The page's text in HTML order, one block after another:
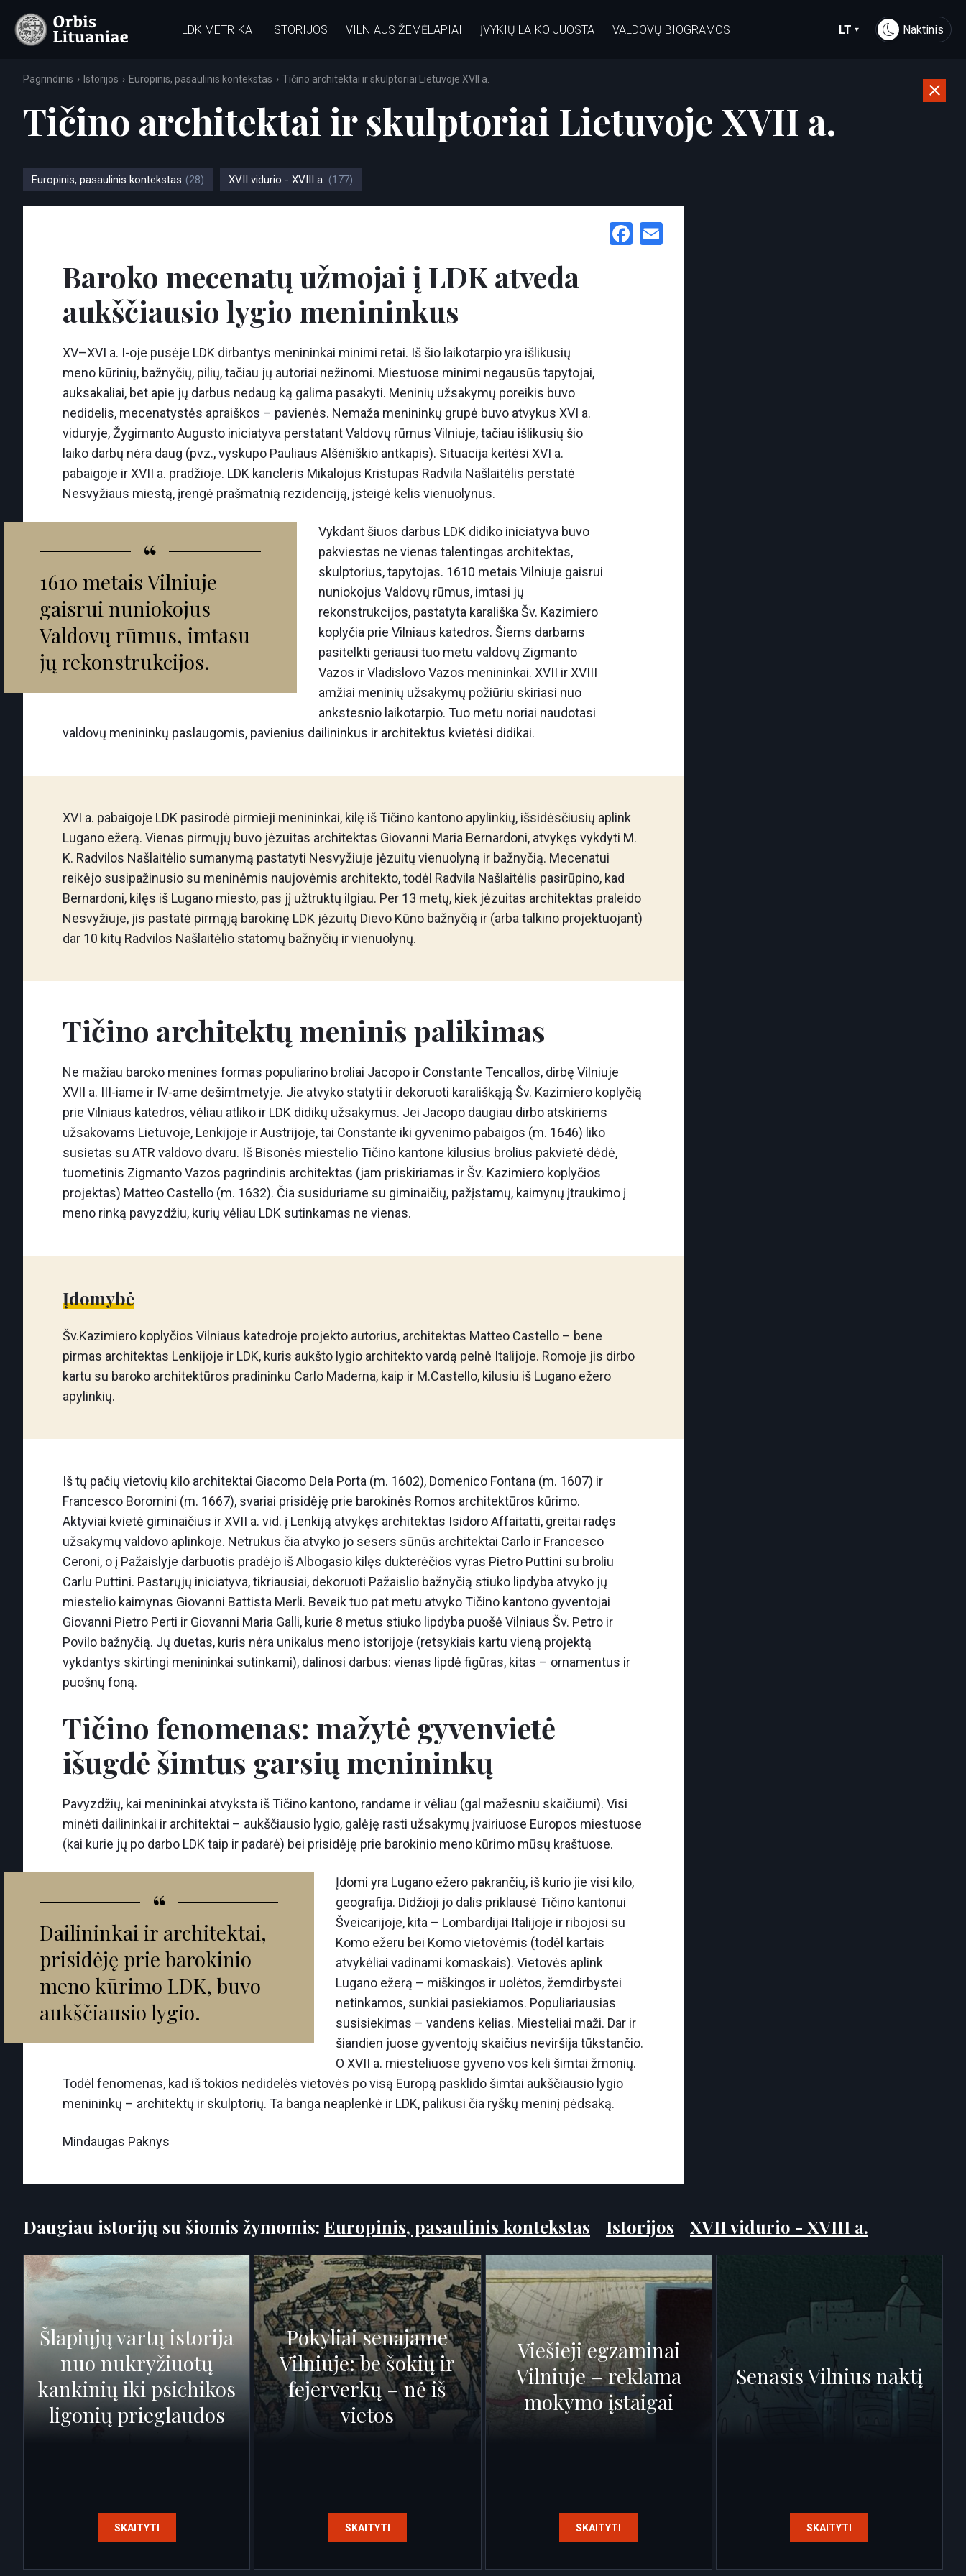
LDK METRIKA ISTORIJOS VILNIAUS ŽEMĖLAPIAI ĮVYKIŲ LAIKO JUOSTA VALDOVŲ BIOGRAMOS LT Naktinis
Pagrindinis Istorijos Europinis, pasaulinis kontekstas Tičino architektai ir skulptoriai Lietuvoje XVII a.
Tičino architektai ir skulptoriai Lietuvoje XVII a.
Europinis, pasaulinis kontekstas (28) XVII vidurio - XVIII a. (177)
Facebook
Email
Baroko mecenatų užmojai į LDK atveda
aukščiausio lygio menininkus
XV–XVI a. I-oje pusėje LDK dirbantys menininkai minimi retai. Iš šio laikotarpio yra išlikusių
meno kūrinių, bažnyčių, pilių, tačiau jų autoriai nežinomi. Miestuose minimi negausūs tapytojai,
auksakaliai, bet apie jų darbus nedaug ką galima pasakyti. Meninių užsakymų poreikis buvo
nedidelis, mecenatystės apraiškos – pavienės. Nemaža menininkų grupė buvo atvykus XVI a.
viduryje, Žygimanto Augusto iniciatyva perstatant Valdovų rūmus Vilniuje, tačiau išlikusių šio
laiko darbų nėra daug (pvz., vyskupo Pauliaus Alšėniškio antkapis). Situacija keitėsi XVI a.
pabaigoje ir XVII a. pradžioje. LDK kancleris Mikalojus Kristupas Radvila Našlaitėlis perstatė
Nesvyžiaus miestą, įrengė prašmatnią rezidenciją, įsteigė kelis vienuolynus.
“
1610 metais Vilniuje
gaisrui nuniokojus
Valdovų rūmus, imtasu
jų rekonstrukcijos.
Vykdant šiuos darbus LDK didiko iniciatyva buvo
pakviestas ne vienas talentingas architektas,
skulptorius, tapytojas. 1610 metais Vilniuje gaisrui
nuniokojus Valdovų rūmus, imtasi jų
rekonstrukcijos, pastatyta karališka Šv. Kazimiero
koplyčia prie Vilniaus katedros. Šiems darbams
pasitelkti geriausi tuo metu valdovų Zigmanto
Vazos ir Vladislovo Vazos menininkai. XVII ir XVIII
amžiai meninių užsakymų požiūriu skiriasi nuo
ankstesnio laikotarpio. Tuo metu noriai naudotasi
valdovų menininkų paslaugomis, pavienius dailininkus ir architektus kvietėsi didikai.
XVI a. pabaigoje LDK pasirodė pirmieji menininkai, kilę iš Tičino kantono apylinkių, išsidėsčiusių aplink
Lugano ežerą. Vienas pirmųjų buvo jėzuitas architektas Giovanni Maria Bernardoni, atvykęs vykdyti M.
K. Radvilos Našlaitėlio sumanymą pastatyti Nesvyžiuje jėzuitų vienuolyną ir bažnyčią. Mecenatui
reikėjo susipažinusio su meninėmis naujovėmis architekto, todėl Radvila Našlaitėlis pasirūpino, kad
Bernardoni, kilęs iš Lugano miesto, pas jį užtruktų ilgiau. Per 13 metų, kiek jėzuitas architektas praleido
Nesvyžiuje, jis pastatė pirmąją barokinę LDK jėzuitų Dievo Kūno bažnyčią ir (arba talkino projektuojant)
dar 10 kitų Radvilos Našlaitėlio statomų bažnyčių ir vienuolynų.
Tičino architektų meninis palikimas
Ne mažiau baroko menines formas populiarino broliai Jacopo ir Constante Tencallos, dirbę Vilniuje
XVII a. III-iame ir IV-ame dešimtmetyje. Jie atvyko statyti ir dekoruoti karališkąją Šv. Kazimiero koplyčią
prie Vilniaus katedros, vėliau atliko ir LDK didikų užsakymus. Jei Jacopo daugiau dirbo atskiriems
užsakovams Lietuvoje, Lenkijoje ir Austrijoje, tai Constante iki gyvenimo pabaigos (m. 1646) liko
susietas su ATR valdovo dvaru. Iš Bisonės miestelio Tičino kantone kilusius brolius pakvietė dėdė,
tuometinis Zigmanto Vazos pagrindinis architektas (jam priskiriamas ir Šv. Kazimiero koplyčios
projektas) Matteo Castello (m. 1632). Čia susiduriame su giminaičių, pažįstamų, kaimynų įtraukimo į
meno rinką pavyzdžiu, kurių vėliau LDK sutinkamas ne vienas.
Įdomybė
Šv.Kazimiero koplyčios Vilniaus katedroje projekto autorius, architektas Matteo Castello – bene
pirmas architektas Lenkijoje ir LDK, kuris aukšto lygio architekto vardą pelnė Italijoje. Romoje jis dirbo
kartu su baroko architektūros pradininku Carlo Maderna, kaip ir M.Castello, kilusiu iš Lugano ežero
apylinkių.
Iš tų pačių vietovių kilo architektai Giacomo Dela Porta (m. 1602), Domenico Fontana (m. 1607) ir
Francesco Boromini (m. 1667), svariai prisidėję prie barokinės Romos architektūros kūrimo.
Aktyviai kvietė giminaičius ir XVII a. vid. į Lenkiją atvykęs architektas Isidoro Affaitatti, greitai radęs
užsakymų valdovo aplinkoje. Netrukus čia atvyko jo sesers sūnūs architektai Carlo ir Francesco
Ceroni, o į Pažaislyje darbuotis pradėjo iš Albogasio kilęs dukterėčios vyras Pietro Puttini su broliu
Carlu Puttini. Pastarųjų iniciatyva, tikriausiai, dekoruoti Pažaislio bažnyčią stiuko lipdyba atvyko jų
miestelio kaimynas Giovanni Battista Merli. Beveik tuo pat metu atvyko Tičino kantono gyventojai
Giovanni Pietro Perti ir Giovanni Maria Galli, kurie 8 metus stiuko lipdyba puošė Vilniaus Šv. Petro ir
Povilo bažnyčią. Jų duetas, kuris nėra unikalus meno istorijoje (retsykiais kartu vieną projektą
vykdantys skirtingi menininkai sutinkami), dalinosi darbus: vienas lipdė figūras, kitas – ornamentus ir
puošnų foną.
Tičino fenomenas: mažytė gyvenvietė
išugdė šimtus garsių menininkų
Pavyzdžių, kai menininkai atvyksta iš Tičino kantono, randame ir vėliau (gal mažesniu skaičiumi). Visi
minėti dailininkai ir architektai – aukščiausio lygio, galėję rasti užsakymų įvairiuose Europos miestuose
(kai kurie jų po darbo LDK taip ir padarė) bei prisidėję prie barokinio meno kūrimo mūsų kraštuose.
“
Dailininkai ir architektai,
prisidėję prie barokinio
meno kūrimo LDK, buvo
aukščiausio lygio.
Įdomi yra Lugano ežero pakrančių, iš kurio jie visi kilo,
geografija. Didžioji jo dalis priklausė Tičino kantonui
Šveicarijoje, kita – Lombardijai Italijoje ir ribojosi su
Komo ežeru bei Komo vietovėmis (todėl kartais
atvykėliai vadinami komaskais). Vietovės aplink
Lugano ežerą – miškingos ir uolėtos, žemdirbystei
netinkamos, sunkiai pasiekiamos. Populiariausias
susisiekimas – vandens kelias. Miesteliai maži. Dar ir
šiandien juose gyventojų skaičius neviršija tūkstančio.
O XVII a. miesteliuose gyveno vos keli šimtai žmonių.
Todėl fenomenas, kad iš tokios nedidelės vietovės po visą Europą pasklido šimtai aukščiausio lygio
menininkų – architektų ir skulptorių. Ta banga neaplenkė ir LDK, palikusi čia ryškų meninį pėdsaką.
Mindaugas Paknys
Daugiau istorijų su šiomis žymomis: Europinis, pasaulinis kontekstas Istorijos XVII vidurio - XVIII a.
Šlapiųjų vartų istorija
nuo nukryžiuotų
kankinių iki psichikos
ligonių prieglaudos
SKAITYTI
Pokyliai senajame
Vilniuje: be šokių ir
fejerverkų – nė iš
vietos
SKAITYTI
Viešieji egzaminai
Vilniuje – reklama
mokymo įstaigai
SKAITYTI
Senasis Vilnius naktį
SKAITYTI